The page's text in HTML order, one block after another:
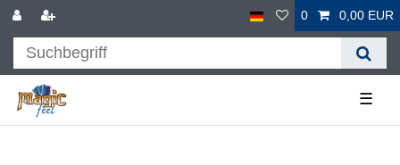
0 0,00 EUR
☰